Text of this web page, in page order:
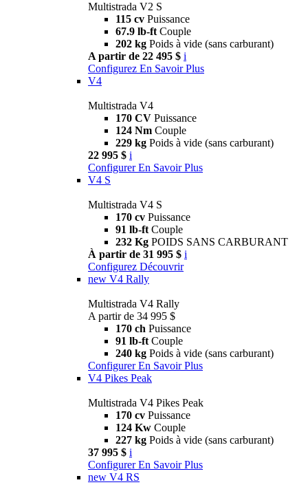
Multistrada V2 S
115 cv Puissance
67.9 lb-ft Couple
202 kg Poids à vide (sans carburant)
A partir de 22 495 $ i
Configurez En Savoir Plus
V4
Multistrada V4
170 CV Puissance
124 Nm Couple
229 kg Poids à vide (sans carburant)
22 995 $ i
Configurer En Savoir Plus
V4 S
Multistrada V4 S
170 cv Puissance
91 lb-ft Couple
232 Kg POIDS SANS CARBURANT
À partir de 31 995 $ i
Configurez Découvrir
new V4 Rally
Multistrada V4 Rally
A partir de 34 995 $
170 ch Puissance
91 lb-ft Couple
240 kg Poids à vide (sans carburant)
Configurer En Savoir Plus
V4 Pikes Peak
Multistrada V4 Pikes Peak
170 cv Puissance
124 Kw Couple
227 kg Poids à vide (sans carburant)
37 995 $ i
Configurer En Savoir Plus
new V4 RS